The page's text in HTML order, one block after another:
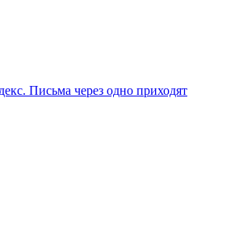
Письма через одно приходят